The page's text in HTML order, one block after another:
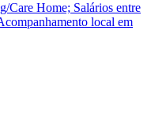
Care Home; Salários entre
local em